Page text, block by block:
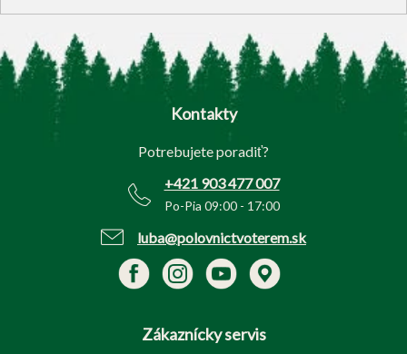
Z
Kontakty
Potrebujete poradiť?
+421 903 477 007
Po-Pia 09:00 - 17:00
luba@polovnictvoterem.sk
Zákaznícky servis